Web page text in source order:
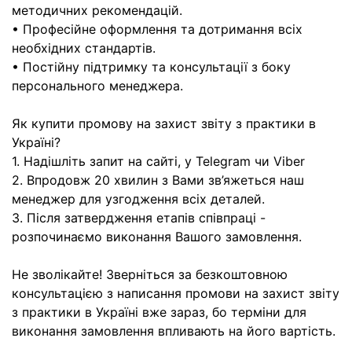
методичних рекомендацій.
• Професійне оформлення та дотримання всіх
необхідних стандартів.
• Постійну підтримку та консультації з боку
персонального менеджера.
Як купити промову на захист звіту з практики в
Україні?
1. Надішліть запит на сайті, у Telegram чи Viber
2. Впродовж 20 хвилин з Вами зв’яжеться наш
менеджер для узгодження всіх деталей.
3. Після затвердження етапів співпраці -
розпочинаємо виконання Вашого замовлення.
Не зволікайте! Зверніться за безкоштовною
консультацією з написання промови на захист звіту
з практики в Україні вже зараз, бо терміни для
виконання замовлення впливають на його вартість.